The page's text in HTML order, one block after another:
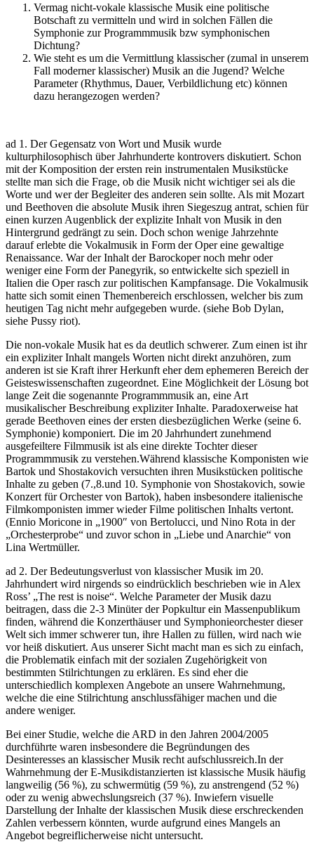
Vermag nicht-vokale klassische Musik eine politische
Botschaft zu vermitteln und wird in solchen Fällen die
Symphonie zur Programmmusik bzw symphonischen
Dichtung?
Wie steht es um die Vermittlung klassischer (zumal in unserem
Fall moderner klassischer) Musik an die Jugend? Welche
Parameter (Rhythmus, Dauer, Verbildlichung etc) können
dazu herangezogen werden?
ad 1. Der Gegensatz von Wort und Musik wurde
kulturphilosophisch über Jahrhunderte kontrovers diskutiert. Schon
mit der Komposition der ersten rein instrumentalen Musikstücke
stellte man sich die Frage, ob die Musik nicht wichtiger sei als die
Worte und wer der Begleiter des anderen sein sollte. Als mit Mozart
und Beethoven die absolute Musik ihren Siegeszug antrat, schien für
einen kurzen Augenblick der explizite Inhalt von Musik in den
Hintergrund gedrängt zu sein. Doch schon wenige Jahrzehnte
darauf erlebte die Vokalmusik in Form der Oper eine gewaltige
Renaissance. War der Inhalt der Barockoper noch mehr oder
weniger eine Form der Panegyrik, so entwickelte sich speziell in
Italien die Oper rasch zur politischen Kampfansage. Die Vokalmusik
hatte sich somit einen Themenbereich erschlossen, welcher bis zum
heutigen Tag nicht mehr aufgegeben wurde. (siehe Bob Dylan,
siehe Pussy riot).
Die non-vokale Musik hat es da deutlich schwerer. Zum einen ist ihr
ein expliziter Inhalt mangels Worten nicht direkt anzuhören, zum
anderen ist sie Kraft ihrer Herkunft eher dem ephemeren Bereich der
Geisteswissenschaften zugeordnet. Eine Möglichkeit der Lösung bot
lange Zeit die sogenannte Programmmusik an, eine Art
musikalischer Beschreibung expliziter Inhalte. Paradoxerweise hat
gerade Beethoven eines der ersten diesbezüglichen Werke (seine 6.
Symphonie) komponiert. Die im 20 Jahrhundert zunehmend
ausgefeiltere Filmmusik ist als eine direkte Tochter dieser
Programmmusik zu verstehen.Während klassische Komponisten wie
Bartok und Shostakovich versuchten ihren Musikstücken politische
Inhalte zu geben (7.,8.und 10. Symphonie von Shostakovich, sowie
Konzert für Orchester von Bartok), haben insbesondere italienische
Filmkomponisten immer wieder Filme politischen Inhalts vertont.
(Ennio Moricone in „1900″ von Bertolucci, und Nino Rota in der
„Orchesterprobe“ und zuvor schon in „Liebe und Anarchie“ von
Lina Wertmüller.
ad 2. Der Bedeutungsverlust von klassischer Musik im 20.
Jahrhundert wird nirgends so eindrücklich beschrieben wie in Alex
Ross’ „The rest is noise“. Welche Parameter der Musik dazu
beitragen, dass die 2-3 Minüter der Popkultur ein Massenpublikum
finden, während die Konzerthäuser und Symphonieorchester dieser
Welt sich immer schwerer tun, ihre Hallen zu füllen, wird nach wie
vor heiß diskutiert. Aus unserer Sicht macht man es sich zu einfach,
die Problematik einfach mit der sozialen Zugehörigkeit von
bestimmten Stilrichtungen zu erklären. Es sind eher die
unterschiedlich komplexen Angebote an unsere Wahrnehmung,
welche die eine Stilrichtung anschlussfähiger machen und die
andere weniger.
Bei einer Studie, welche die ARD in den Jahren 2004/2005
durchführte waren insbesondere die Begründungen des
Desinteresses an klassischer Musik recht aufschlussreich.In der
Wahrnehmung der E-Musikdistanzierten ist klassische Musik häufig
langweilig (56 %), zu schwermütig (59 %), zu anstrengend (52 %)
oder zu wenig abwechslungsreich (37 %). Inwiefern visuelle
Darstellung der Inhalte der klassischen Musik diese erschreckenden
Zahlen verbessern könnten, wurde aufgrund eines Mangels an
Angebot begreiflicherweise nicht untersucht.